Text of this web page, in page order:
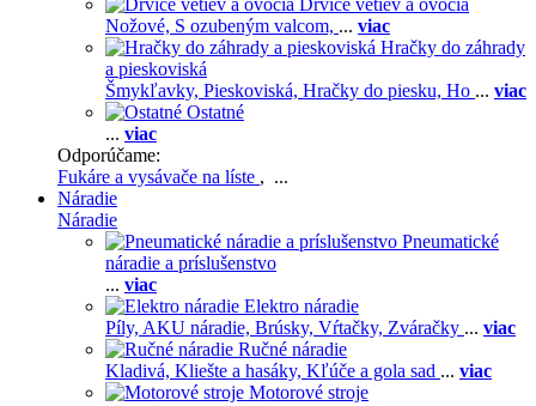
Drviče vetiev a ovocia
Nožové, S ozubeným valcom, ... viac
Hračky do záhrady
a pieskoviská
Šmykľavky, Pieskoviská, Hračky do piesku, Ho ... viac
Ostatné
... viac
Odporúčame:
Fukáre a vysávače na líste , ...
Náradie
Náradie
Pneumatické
náradie a príslušenstvo
... viac
Elektro náradie
Píly, AKU náradie, Brúsky, Vŕtačky, Zváračky ... viac
Ručné náradie
Kladivá, Kliešte a hasáky, Kľúče a gola sad ... viac
Motorové stroje